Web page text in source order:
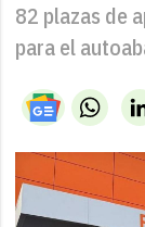
82 plazas de
para el